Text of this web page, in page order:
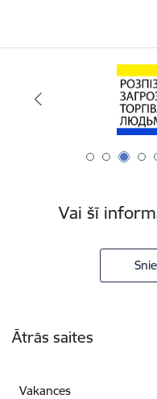
Vai šī
Ātrās saites
Vakances